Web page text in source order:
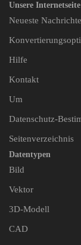
Unsere Internetseite
Neueste
Hilfe
Kontakt
Um
Datenschutz-
Seitenverzeichnis
Datentypen
Bild
Vektor
3D-Modell
CAD